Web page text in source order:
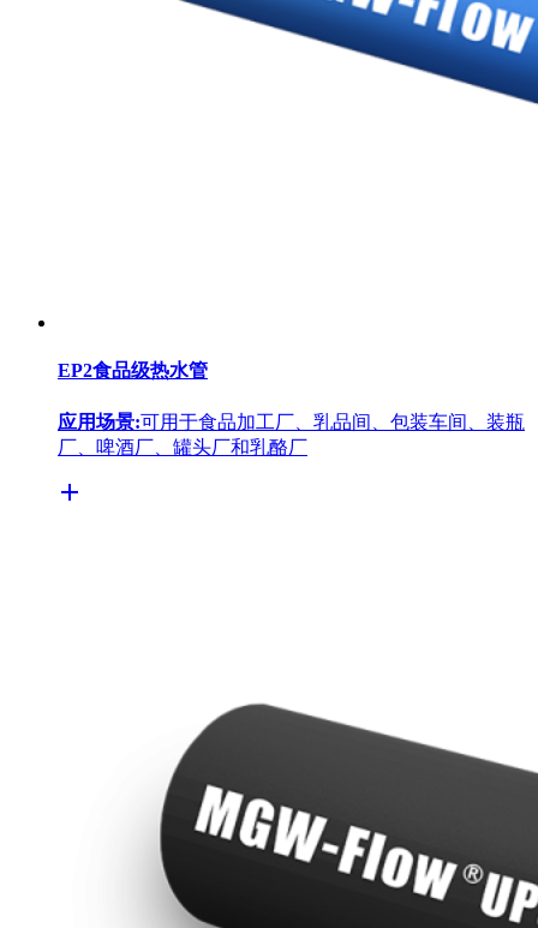
EP2食品级热水管
应用场景:可用于食品加工厂、乳品间、包装车间、装瓶
厂、啤酒厂、罐头厂和乳酪厂